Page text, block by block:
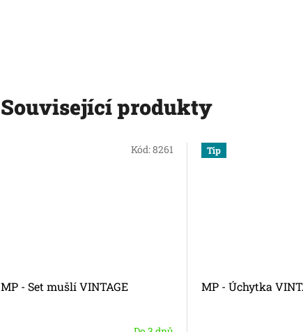
Související produkty
MP - Set mušlí VINTAGE
Kód:8261 Tip
MP - Úchytka